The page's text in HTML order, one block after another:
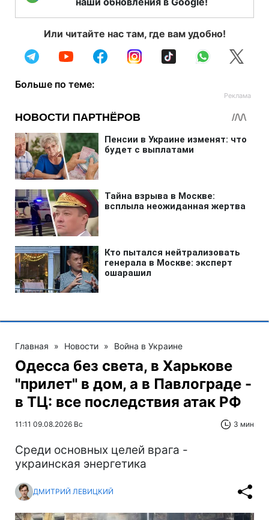
Или читайте нас там, где вам удобно!
Больше по теме:
Главная » Новости » Война в Украине
Одесса без света, в Харькове
"прилет" в дом, а в Павлограде -
в ТЦ: все последствия атак РФ
11:11 09.08.2026 Вс 3 мин
Среди основных целей врага -
украинская энергетика
ДМИТРИЙ ЛЕВИЦКИЙ